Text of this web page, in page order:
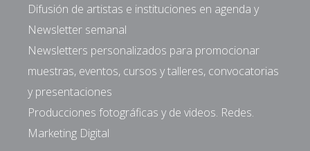
Difusión de artistas e instituciones en agenda y
Newsletter semanal
Newsletters personalizados para promocionar
muestras, eventos, cursos y talleres, convocatorias
y presentaciones
Producciones fotográficas y de videos. Redes.
Marketing Digital